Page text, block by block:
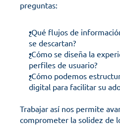
preguntas:
¿Qué flujos de
se descartan?
¿Cómo se diseña la
perfiles de usuario?
¿Cómo podemos
digital para facilitar su
Trabajar así nos permite
comprometer la solidez de